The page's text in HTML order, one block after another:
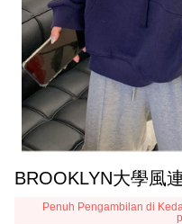
BROOKLYN大學風
Penuh Pengambilan di